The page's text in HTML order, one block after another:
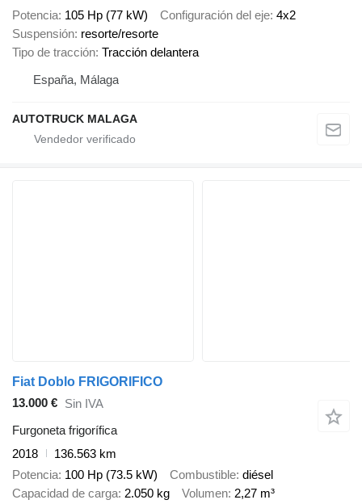
Potencia 105 Hp (77 kW) Configuración del eje 4x2
Suspensión resorte/resorte
Tipo de tracción Tracción delantera
España, Málaga
AUTOTRUCK MALAGA
Fiat Doblo FRIGORIFICO
13.000 € Sin IVA
Furgoneta frigorífica
2018
136.563 km
Potencia 100 Hp (73.5 kW) Combustible diésel
Capacidad de carga 2.050 kg Volumen 2,27 m³